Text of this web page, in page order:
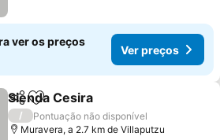
ver os preços
Ver preços
PartilharAdicionar aos favoritos
Sienda Cesira
/
Pontuação não disponível
Muravera, a 2.7 km de Villaputzu